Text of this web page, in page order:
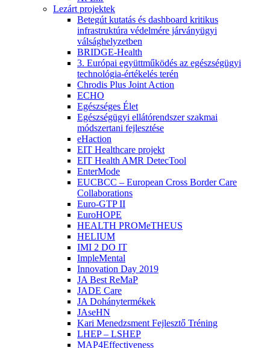
Lezárt projektek
Betegút kutatás és dashboard kritikus
infrastruktúra védelmére járványügyi
válsághelyzetben
BRIDGE-Health
3. Európai együttműködés az egészségügyi
technológia-értékelés terén
Chrodis Plus Joint Action
ECHO
Egészséges Élet
Egészségügyi ellátórendszer szakmai
módszertani fejlesztése
eHaction
EIT Healthcare projekt
EIT Health AMR DetecTool
EnterMode
EUCBCC – European Cross Border Care
Collaborations
Euro-GTP II
EuroHOPE
HEALTH PROMeTHEUS
HELIUM
IMI 2 DO IT
ImpleMental
Innovation Day 2019
JA Best ReMaP
JADE Care
JA Dohánytermékek
JAseHN
Kari Menedzsment Fejlesztő Tréning
LHEP – LSHEP
MAP4Effectiveness